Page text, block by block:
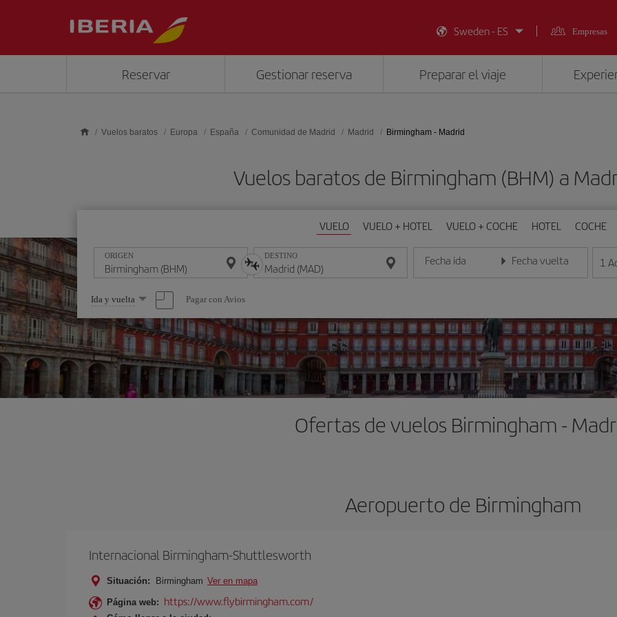
Sweden - ES
Empresas
Reservar Gestionar reserva Preparar el viaje
Vuelos baratos Europa España Comunidad de Madrid Madrid Birmingham - Madrid
Vuelos baratos de Birmingham (BHM) a
VUELO VUELO + HOTEL VUELO + COCHE HOTEL COCHE
ORIGEN DESTINO Fecha ida
Introduce la fecha en formato día/mes/año
Fecha vuelta
Introduce la fecha en 1
Seleccione
una
opción
Ida y vuelta Pagar con Avios
Ofertas de vuelos Birmingham -
Aeropuerto de Birmingham
Internacional Birmingham-Shuttlesworth
Situación: Birmingham Ver en mapa
Página web: https://www.flybirmingham.com/